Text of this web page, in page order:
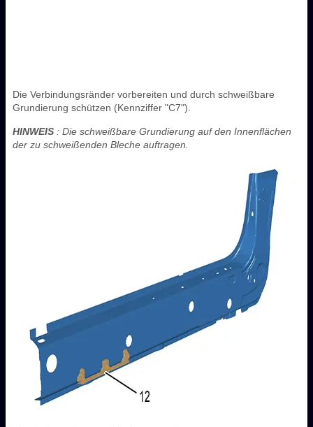
Die Verbindungsränder vorbereiten und durch schweißbare
Grundierung schützen (Kennziffer "C7").
HINWEIS : Die schweißbare Grundierung auf den Innenflächen
der zu schweißenden Bleche auftragen.